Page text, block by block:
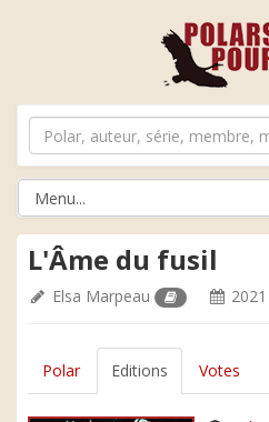
L'Âme du fusil
Elsa Marpeau 2021
Polar Editions Votes